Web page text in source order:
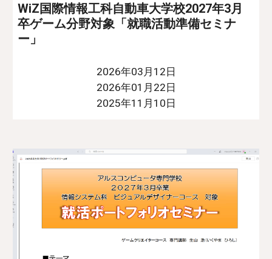
WiZ国際情報工科自動車大学校2027年3月
卒ゲーム分野対象「就職活動準備セミナ
ー」
2026年03月12日
2026年01月22日
2025年11月10日